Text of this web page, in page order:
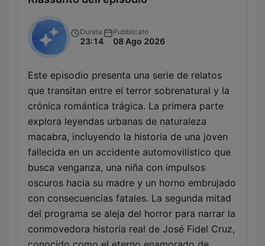
Durata
23:14
Pubblicato
08 Ago 2026
Este episodio presenta una serie de relatos
que transitan entre el terror sobrenatural y la
crónica romántica trágica. La primera parte
explora leyendas urbanas de naturaleza
macabra, incluyendo la historia de una joven
fallecida en un accidente automovilístico que
busca venganza, una niña con impulsos
oscuros hacia su madre y un horno embrujado
con consecuencias fatales. La segunda mitad
del programa se aleja del horror para narrar la
conmovedora historia real de José Fidel Cruz,